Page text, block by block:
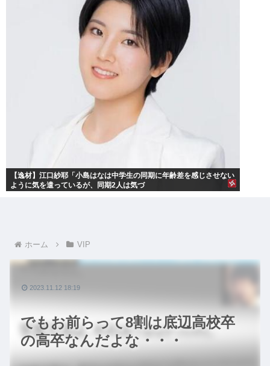
【逸材】江口紗耶「小島はなは中学生の同期に年齢差を感じさせない
ように気を遣っているが、同期2人は気づ
ホーム VIP
でもお前らって8割は底辺高校卒
の高卒なんだよな・・・
2023.11.12 18:19